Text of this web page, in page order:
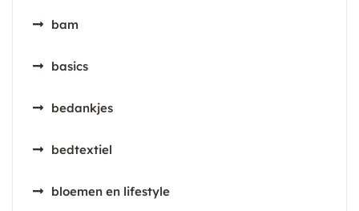
bam
basics
bedankjes
bedtextiel
bloemen en lifestyle